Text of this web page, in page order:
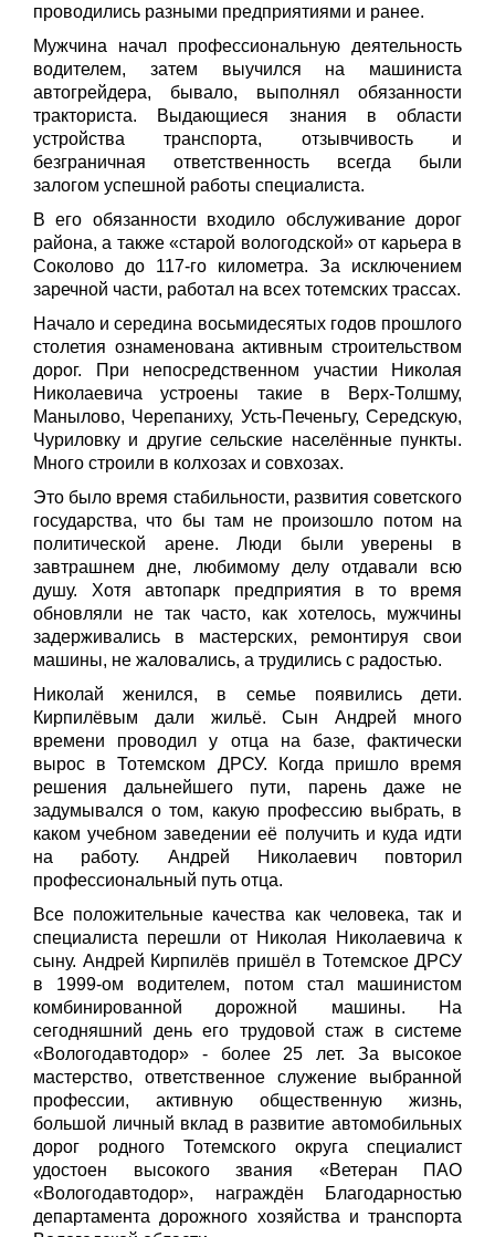
проводились разными предприятиями и ранее.
Мужчина начал профессиональную деятельность
водителем, затем выучился на машиниста
автогрейдера, бывало, выполнял обязанности
тракториста. Выдающиеся знания в области
устройства транспорта, отзывчивость и
безграничная ответственность всегда были
залогом успешной работы специалиста.
В его обязанности входило обслуживание дорог
района, а также «старой вологодской» от карьера в
Соколово до 117-го километра. За исключением
заречной части, работал на всех тотемских трассах.
Начало и середина восьмидесятых годов прошлого
столетия ознаменована активным строительством
дорог. При непосредственном участии Николая
Николаевича устроены такие в Верх-Толшму,
Манылово, Черепаниху, Усть-Печеньгу, Середскую,
Чуриловку и другие сельские населённые пункты.
Много строили в колхозах и совхозах.
Это было время стабильности, развития советского
государства, что бы там не произошло потом на
политической арене. Люди были уверены в
завтрашнем дне, любимому делу отдавали всю
душу. Хотя автопарк предприятия в то время
обновляли не так часто, как хотелось, мужчины
задерживались в мастерских, ремонтируя свои
машины, не жаловались, а трудились с радостью.
Николай женился, в семье появились дети.
Кирпилёвым дали жильё. Сын Андрей много
времени проводил у отца на базе, фактически
вырос в Тотемском ДРСУ. Когда пришло время
решения дальнейшего пути, парень даже не
задумывался о том, какую профессию выбрать, в
каком учебном заведении её получить и куда идти
на работу. Андрей Николаевич повторил
профессиональный путь отца.
Все положительные качества как человека, так и
специалиста перешли от Николая Николаевича к
сыну. Андрей Кирпилёв пришёл в Тотемское ДРСУ
в 1999-ом водителем, потом стал машинистом
комбинированной дорожной машины. На
сегодняшний день его трудовой стаж в системе
«Вологодавтодор» - более 25 лет. За высокое
мастерство, ответственное служение выбранной
профессии, активную общественную жизнь,
большой личный вклад в развитие автомобильных
дорог родного Тотемского округа специалист
удостоен высокого звания «Ветеран ПАО
«Вологодавтодор», награждён Благодарностью
департамента дорожного хозяйства и транспорта